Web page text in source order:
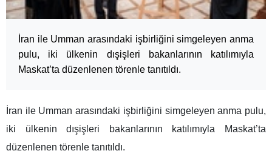
İran ile Umman arasındaki işbirliğini simgeleyen anma
pulu, iki ülkenin dışişleri bakanlarının katılımıyla
Maskat’ta düzenlenen törenle tanıtıldı.
İran ile Umman arasındaki işbirliğini simgeleyen anma pulu,
iki ülkenin dışişleri bakanlarının katılımıyla Maskat’ta
düzenlenen törenle tanıtıldı.